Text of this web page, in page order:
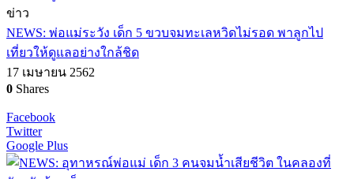
ข่าว
NEWS: พ่อแม่ระวัง เด็ก 5 ขวบจมทะเลหวิดไม่รอด พาลูกไป
เที่ยวให้ดูแลอย่างใกล้ชิด
17 เมษายน 2562
0 Shares
Facebook
Twitter
Google Plus